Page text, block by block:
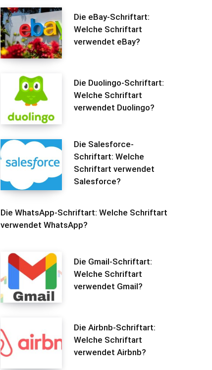
Die eBay-Schriftart:
Welche Schriftart
verwendet eBay?
Die Duolingo-Schriftart:
Welche Schriftart
verwendet Duolingo?
Die Salesforce-
Schriftart: Welche
Schriftart verwendet
Salesforce?
Die WhatsApp-Schriftart: Welche Schriftart
verwendet WhatsApp?
Die Gmail-Schriftart:
Welche Schriftart
verwendet Gmail?
Die Airbnb-Schriftart:
Welche Schriftart
verwendet Airbnb?